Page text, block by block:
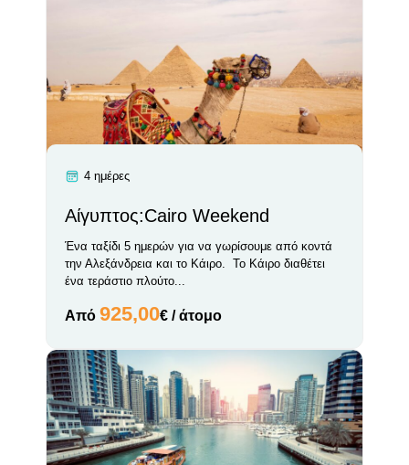
4 ημέρες
Αίγυπτος:Cairo Weekend
Ένα ταξίδι 5 ημερών για να γωρίσουμε από κοντά
την Αλεξάνδρεια και το Κάιρο. Το Κάιρο διαθέτει
ένα τεράστιο πλούτο...
Από 925,00€ / άτομο